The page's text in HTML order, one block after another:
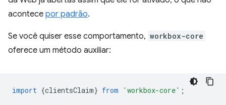
acontece por padrão.
Se você quiser esse comportamento, workbox-core
oferece um método auxiliar:
import {clientsClaim} from 'workbox-core' ;